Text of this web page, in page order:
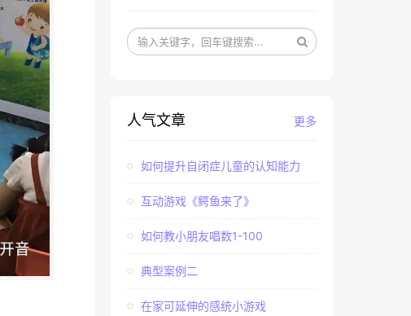
更多
人气文章
如何提升自闭症儿童的认知能力
互动游戏《鳄鱼来了》
如何教小朋友唱数1-100
典型案例二
在家可延伸的感统小游戏